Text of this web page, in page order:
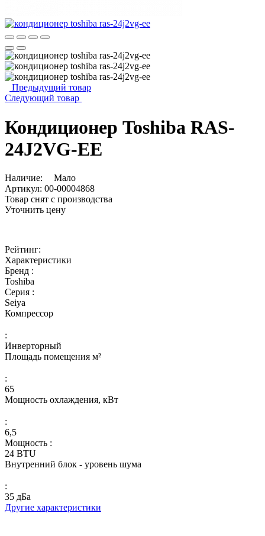
Предыдущий товар
Следующий товар
Кондиционер Toshiba RAS-
24J2VG-EE
Наличие:
Мало
Артикул: 00-00004868
Товар снят с производства
Уточнить цену
Рейтинг:
Характеристики
Бренд :
Toshiba
Серия :
Seiya
Компрессор
:
Инверторный
Площадь помещения м²
:
65
Мощность охлаждения, кВт
:
6,5
Мощность :
24 BTU
Внутренний блок - уровень шума
:
35 дБа
Другие характеристики